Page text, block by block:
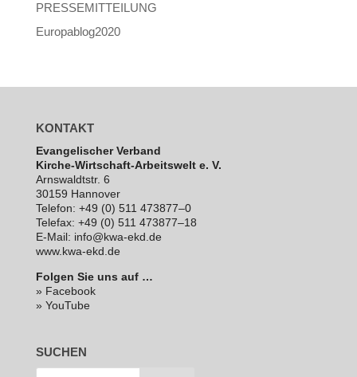
PRESSEMITTEILUNG
Europablog2020
KONTAKT
Evan­ge­li­scher Verband
Kirche-Wirt­schaft-Arbeits­welt e. V.
Arns­waldt­str. 6
30159 Hannover
Telefon: +49 (0) 511 473877–0
Telefax: +49 (0) 511 473877–18
E‑Mail: info@kwa-ekd.de
www.kwa-ekd.de
Folgen Sie uns auf …
» Facebook
» YouTube
SUCHEN